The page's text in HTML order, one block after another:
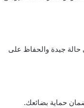
جيدة والحفاظ على
حماية بضائعك.